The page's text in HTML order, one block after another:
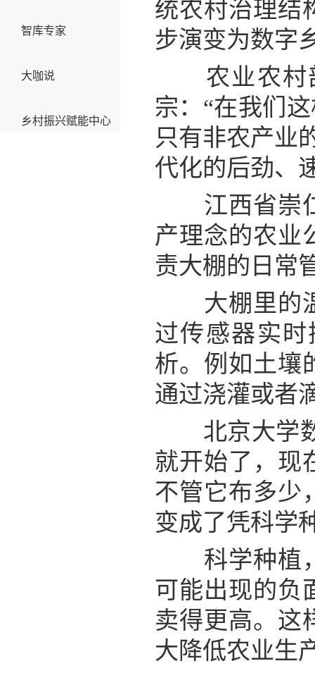
智库专家
大咖说
乡村振兴赋能中心
统农村治理结
步演变为数字
农业农村部
宗：“在我们
只有非农产业
代化的后劲、
江西省崇仁
产理念的农业
责大棚的日常
大棚里的温
过传感器实
析。例如土壤
通过浇灌或者
北京大学数
就开始了，现
不管它布多少
变成了凭科学
科学种植，
可能出现的负
卖得更高。这
大降低农业生